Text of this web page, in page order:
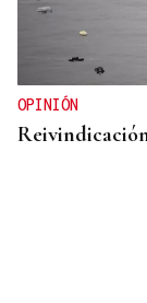
OPINIÓN